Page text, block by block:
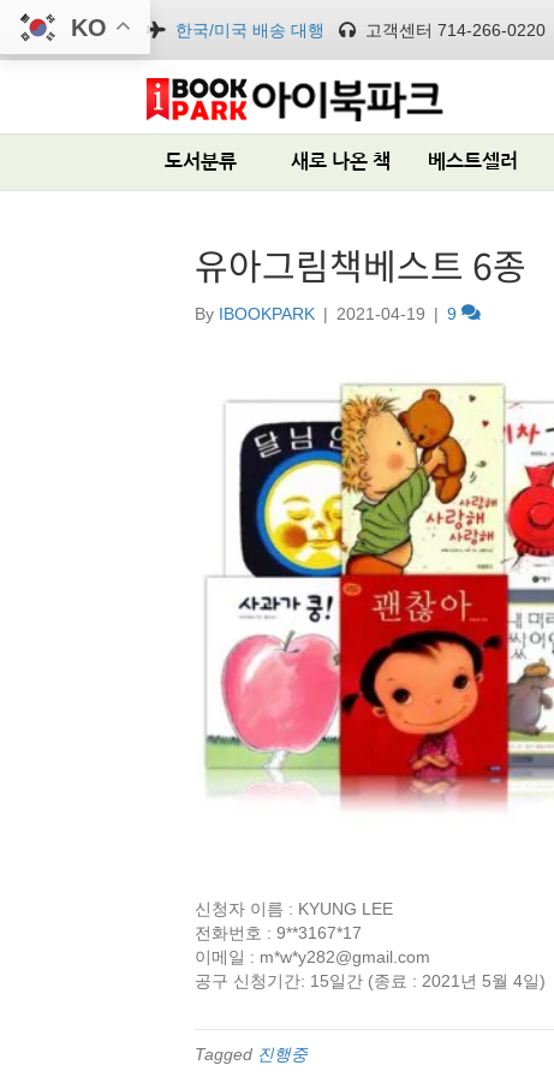
한국/미국 배송 대행 고객센터 714-266-0220
도서분류 새로 나온 책 베스트셀러
유아그림책베스트 6종
By IBOOKPARK | 2021-04-19 | 9
신청자 이름 : KYUNG LEE
전화번호 : 9**3167*17
이메일 : m*w*y282@gmail.com
공구 신청기간: 15일간 (종료 : 2021년 5월 4일)
Tagged 진행중
KO